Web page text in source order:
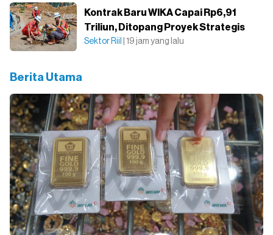
Kontrak Baru WIKA Capai Rp6,91
Triliun, Ditopang Proyek Strategis
Sektor Riil | 19 jam yang lalu
Berita Utama